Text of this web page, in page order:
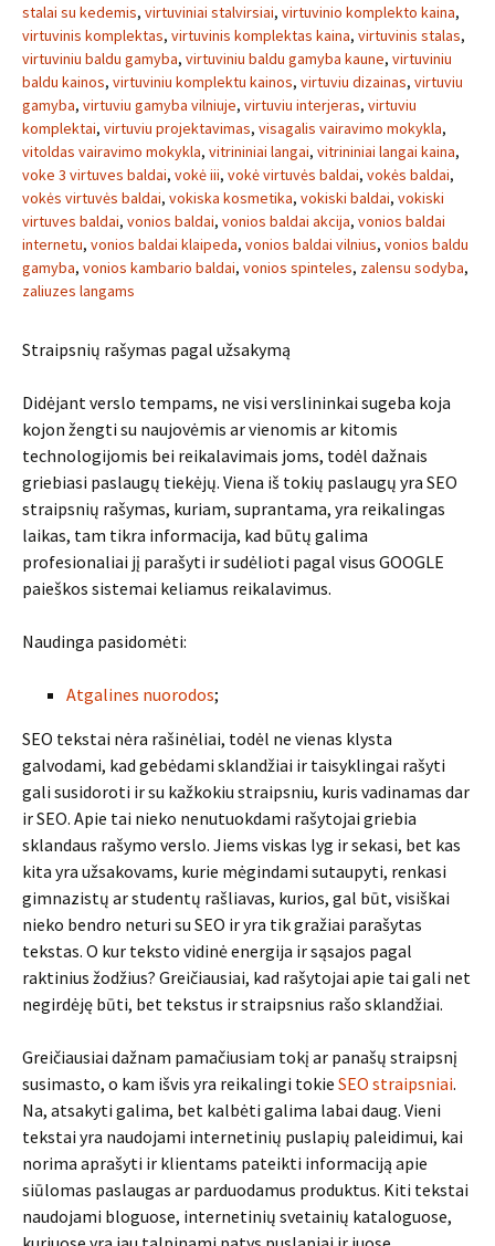
stalai su kedemis, virtuviniai stalvirsiai, virtuvinio komplekto kaina,
virtuvinis komplektas, virtuvinis komplektas kaina, virtuvinis stalas,
virtuviniu baldu gamyba, virtuviniu baldu gamyba kaune, virtuviniu
baldu kainos, virtuviniu komplektu kainos, virtuviu dizainas, virtuviu
gamyba, virtuviu gamyba vilniuje, virtuviu interjeras, virtuviu
komplektai, virtuviu projektavimas, visagalis vairavimo mokykla,
vitoldas vairavimo mokykla, vitrininiai langai, vitrininiai langai kaina,
voke 3 virtuves baldai, vokė iii, vokė virtuvės baldai, vokės baldai,
vokės virtuvės baldai, vokiska kosmetika, vokiski baldai, vokiski
virtuves baldai, vonios baldai, vonios baldai akcija, vonios baldai
internetu, vonios baldai klaipeda, vonios baldai vilnius, vonios baldu
gamyba, vonios kambario baldai, vonios spinteles, zalensu sodyba,
zaliuzes langams
Straipsnių rašymas pagal užsakymą
Didėjant verslo tempams, ne visi verslininkai sugeba koja
kojon žengti su naujovėmis ar vienomis ar kitomis
technologijomis bei reikalavimais joms, todėl dažnais
griebiasi paslaugų tiekėjų. Viena iš tokių paslaugų yra SEO
straipsnių rašymas, kuriam, suprantama, yra reikalingas
laikas, tam tikra informacija, kad būtų galima
profesionaliai jį parašyti ir sudėlioti pagal visus GOOGLE
paieškos sistemai keliamus reikalavimus.
Naudinga pasidomėti:
Atgalines nuorodos;
SEO tekstai nėra rašinėliai, todėl ne vienas klysta
galvodami, kad gebėdami sklandžiai ir taisyklingai rašyti
gali susidoroti ir su kažkokiu straipsniu, kuris vadinamas dar
ir SEO. Apie tai nieko nenutuokdami rašytojai griebia
sklandaus rašymo verslo. Jiems viskas lyg ir sekasi, bet kas
kita yra užsakovams, kurie mėgindami sutaupyti, renkasi
gimnazistų ar studentų rašliavas, kurios, gal būt, visiškai
nieko bendro neturi su SEO ir yra tik gražiai parašytas
tekstas. O kur teksto vidinė energija ir sąsajos pagal
raktinius žodžius? Greičiausiai, kad rašytojai apie tai gali net
negirdėję būti, bet tekstus ir straipsnius rašo sklandžiai.
Greičiausiai dažnam pamačiusiam tokį ar panašų straipsnį
susimasto, o kam išvis yra reikalingi tokie SEO straipsniai.
Na, atsakyti galima, bet kalbėti galima labai daug. Vieni
tekstai yra naudojami internetinių puslapių paleidimui, kai
norima aprašyti ir klientams pateikti informaciją apie
siūlomas paslaugas ar parduodamus produktus. Kiti tekstai
naudojami bloguose, internetinių svetainių kataloguose,